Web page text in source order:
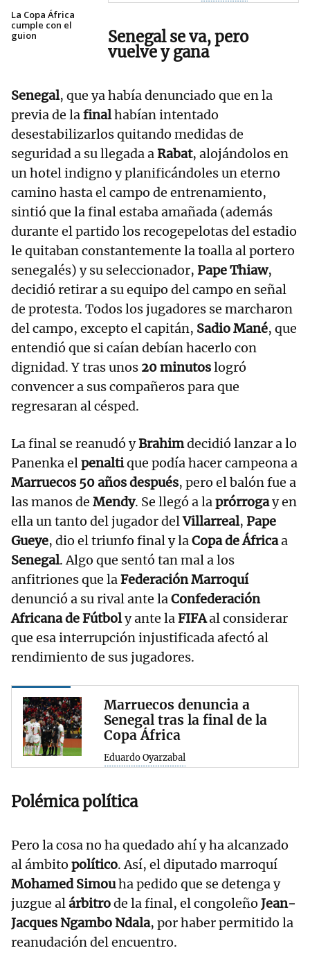
La Copa África
cumple con el
guion
Senegal se va, pero
vuelve y gana
Senegal, que ya había denunciado que en la
previa de lafinalhabían intentado
desestabilizarlos quitando medidas de
seguridad a su llegada aRabat, alojándolos en
un hotel indigno y planificándoles un eterno
camino hasta el campo de entrenamiento,
sintió que la final estaba amañada (además
durante el partido los recogepelotas del estadio
le quitaban constantemente la toalla al portero
senegalés) y su seleccionador, Pape Thiaw,
decidió retirar a su equipo del campo en señal
de protesta. Todos los jugadores se marcharon
del campo, excepto el capitán, Sadio Mané, que
entendió que si caían debían hacerlo con
dignidad. Y tras unos 20 minutoslogró
convencer a sus compañeros para que
regresaran al césped.
La final se reanudó yBrahimdecidió lanzar a lo
Panenka elpenaltique podía hacer campeona a
Marruecos 50 años después, pero el balón fue a
las manos de Mendy. Se llegó a laprórrogay en
ella un tanto del jugador delVillarreal, Pape
Gueye, dio el triunfo final y laCopa de Áfricaa
Senegal. Algo que sentó tan mal a los
anfitriones que laFederación Marroquí
denunció a su rival ante laConfederación
Africana de Fútboly ante laFIFAal considerar
que esa interrupción injustificada afectó al
rendimiento de sus jugadores.
Marruecos denuncia a
Senegal tras la final de la
Copa África
Eduardo Oyarzabal
Polémica política
Pero la cosa no ha quedado ahí y ha alcanzado
al ámbito político. Así, el diputado marroquí
Mohamed Simouha pedido que se detenga y
juzgue alárbitrode la final, el congoleño Jean-
Jacques Ngambo Ndala, por haber permitido la
reanudación del encuentro.